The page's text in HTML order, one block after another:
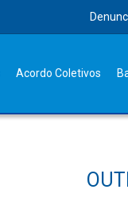
Acordo Coletivos